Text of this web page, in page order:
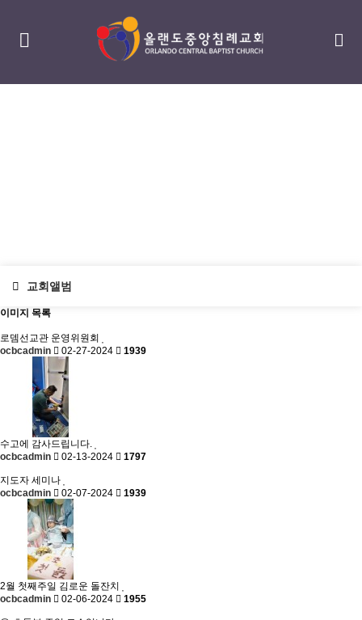
교회앨범
이미지 목록
로뎀선교관 운영위원회
ocbcadmin
02-27-2024 1939
수고에 감사드립니다.
ocbcadmin
02-13-2024 1797
지도자 세미나
ocbcadmin
02-07-2024 1939
2월 첫째주일 김로운 돌잔치
ocbcadmin
02-06-2024 1955